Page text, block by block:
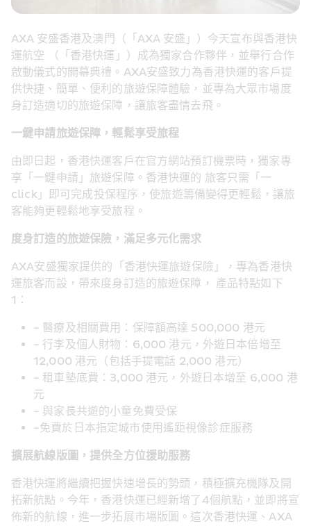
AXA 安盛香港及澳門（「AXA 安盛」）今天宣布與香港快
運航空 （「香港快運」）成為獨家合作夥伴，並舉行合作
啟動儀式的開幕典禮。AXA安盛致力為香港快運的客戶提
供快捷、簡單、便利的旅遊保障體驗，並專為大眾市場度
身訂造適切的旅遊保障，讓旅客盡情去飛。
一鍵申請旅遊保障，輕鬆享受旅程
由即日起，香港快運客戶在官方網站預訂機票時，獨家專
享「一鍵申請」旅遊保障。香港快運的 旅客只需「一
click」即可完成投保程序，使旅遊籌備變得更輕鬆，讓旅
客能夠更輕鬆地享受旅程。
度身訂造的旅遊保險，滿足多元化需求
AXA安盛獨家提供的「香港快運旅遊保險」，專為香港快
運旅客而設，帶來度身訂造的旅遊保障， 產品特點如下
1：
- 醫療及相關費用：保障額高達 500,000 港元
- 行李及個人財物：6,000 港元，外遊日本倍增至
12,000 港元（包括手提電話 2,000 港元）
- 租車墊底費：3,000 港元，外遊日本增至 6,000 港
元
- 與家長共遊的小童免費受保
-免費於日本指定城市使用遙距視像診症服務
擴展航線版圖，提供全方位援助服務
香港快運將繼續把握快速增長的勢頭，積極擴充機隊及開
拓新航點。今年，香港快運已經新增了4個航點，並即將宣
佈新的航線，進一步拓展市場版圖。這次香港快運、AXA